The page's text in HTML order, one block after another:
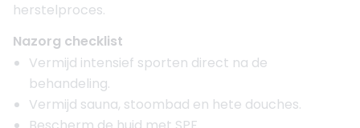
herstelproces.
Nazorg checklist
Vermijd intensief sporten direct na de
behandeling.
Vermijd sauna, stoombad en hete douches.